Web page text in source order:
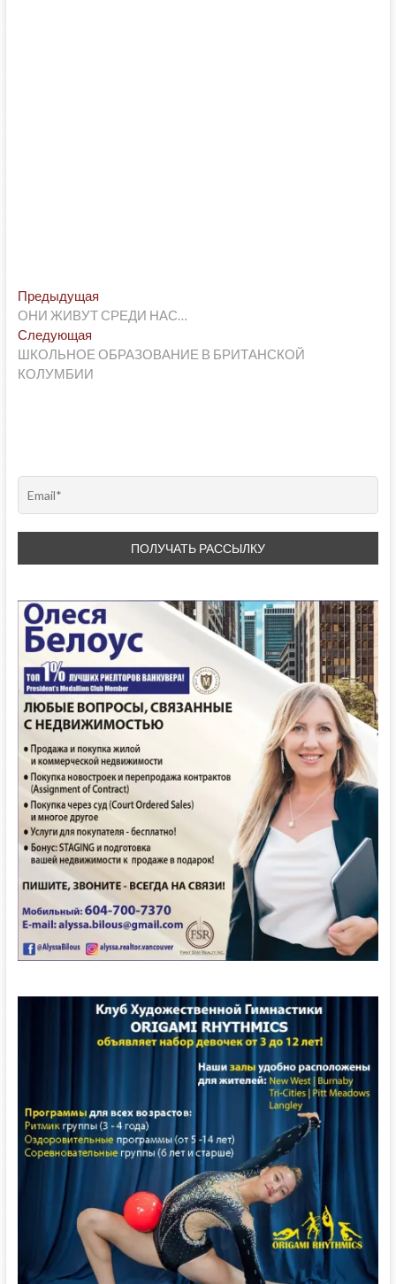
Post
navigation
ПредыдущаяПредыдущая
post:
ОНИ ЖИВУТ СРЕДИ НАС…
СледующаяСледующая
post:
ШКОЛЬНОЕ ОБРАЗОВАНИЕ В БРИТАНСКОЙ
КОЛУМБИИ